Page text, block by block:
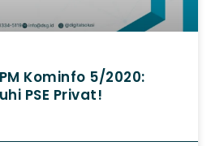
Kominfo 5/2020:
PSE Privat!